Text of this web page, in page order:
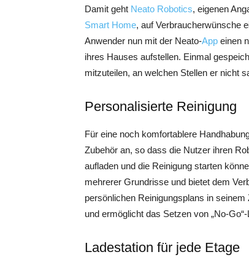
Damit geht Neato Robotics, eigenen
Smart Home, auf Verbraucherwünsche
Anwender nun mit der Neato-App einen
ihres Hauses aufstellen. Einmal
mitzuteilen, an welchen Stellen er nicht
Personalisierte Reinigung
Für eine noch komfortablere
Zubehör an, so dass die Nutzer ihren
aufladen und die Reinigung starten
mehrerer Grundrisse und bietet dem
persönlichen Reinigungsplans in
und ermöglicht das Setzen von „No-
Ladestation für jede Etage